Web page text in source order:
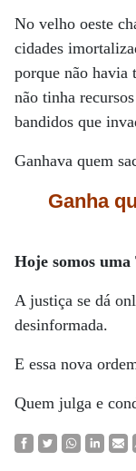
No velho oeste
cidades
porque não havia
não tinha
bandidos que
Ganhava quem
Ganha
Hoje somos
A justiça se dá
desinformada.
E essa nova
Quem julga e